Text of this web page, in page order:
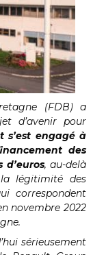
(FDB) a
d’avenir pour
s’est engagé à
des
d’euros, au-delà
légitimité des
correspondent
novembre 2022
sérieusement